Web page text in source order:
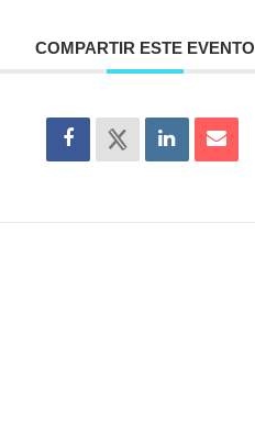
COMPARTIR ESTE EVENTO